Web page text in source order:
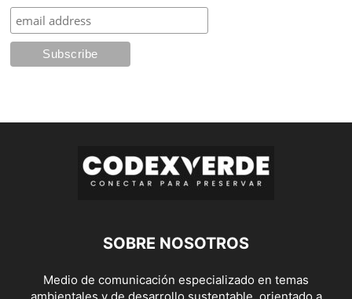
SOBRE NOSOTROS
Medio de comunicación especializado en temas